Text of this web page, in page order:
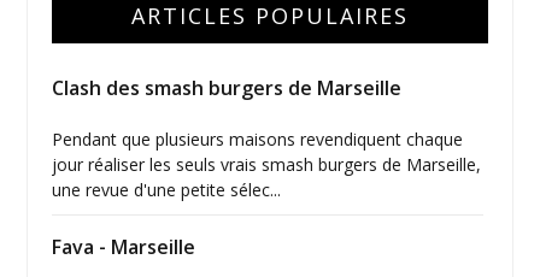
ARTICLES POPULAIRES
Clash des smash burgers de Marseille
Pendant que plusieurs maisons revendiquent chaque
jour réaliser les seuls vrais smash burgers de Marseille,
une revue d'une petite sélec...
Fava - Marseille